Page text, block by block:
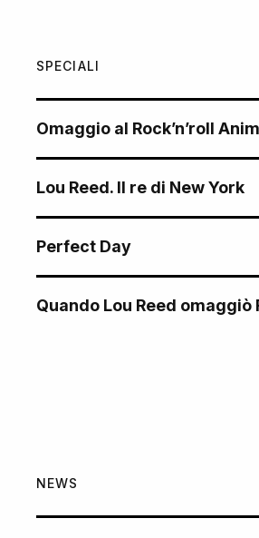
SPECIALI
Omaggio al Rock’n’roll
Lou Reed. Il re di New York
Perfect Day
Quando Lou Reed omaggiò
NEWS